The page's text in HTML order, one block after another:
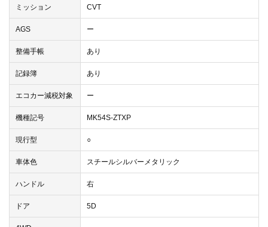
ミッション CVT
AGS ー
整備手帳 あり
記録簿 あり
エコカー減税対象 ー
機種記号 MK54S-ZTXP
現行型 ○
車体色 スチールシルバーメタリック
ハンドル 右
ドア 5D